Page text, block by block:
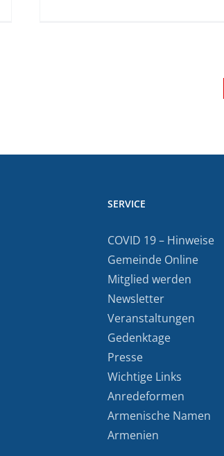
SERVICE
COVID 19 – Hinweise
Gemeinde Online
Mitglied werden
Newsletter
Veranstaltungen
Gedenktage
Presse
Wichtige Links
Anredeformen
Armenische Namen
Armenien